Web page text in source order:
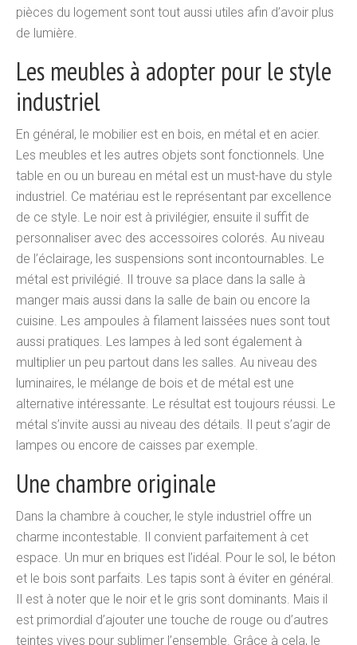
pièces du logement sont tout aussi utiles afin d’avoir plus
de lumière.
Les meubles à adopter pour le style
industriel
En général, le mobilier est en bois, en métal et en acier.
Les meubles et les autres objets sont fonctionnels. Une
table en ou un bureau en métal est un must-have du style
industriel. Ce matériau est le représentant par excellence
de ce style. Le noir est à privilégier, ensuite il suffit de
personnaliser avec des accessoires colorés. Au niveau
de l’éclairage, les suspensions sont incontournables. Le
métal est privilégié. Il trouve sa place dans la salle à
manger mais aussi dans la salle de bain ou encore la
cuisine. Les ampoules à filament laissées nues sont tout
aussi pratiques. Les lampes à led sont également à
multiplier un peu partout dans les salles. Au niveau des
luminaires, le mélange de bois et de métal est une
alternative intéressante. Le résultat est toujours réussi. Le
métal s’invite aussi au niveau des détails. Il peut s’agir de
lampes ou encore de caisses par exemple.
Une chambre originale
Dans la chambre à coucher, le style industriel offre un
charme incontestable. Il convient parfaitement à cet
espace. Un mur en briques est l’idéal. Pour le sol, le béton
et le bois sont parfaits. Les tapis sont à éviter en général.
Il est à noter que le noir et le gris sont dominants. Mais il
est primordial d’ajouter une touche de rouge ou d’autres
teintes vives pour sublimer l’ensemble. Grâce à cela, le